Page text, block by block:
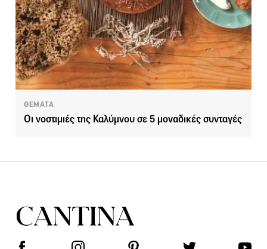
ΘΕΜΑΤΑ
Οι νοστιμιές της Καλύμνου σε 5 μοναδικές συνταγές